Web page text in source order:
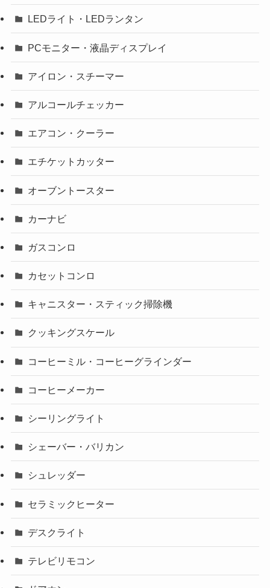
LEDライト・LEDランタン
PCモニター・液晶ディスプレイ
アイロン・スチーマー
アルコールチェッカー
エアコン・クーラー
エチケットカッター
オーブントースター
カーナビ
ガスコンロ
カセットコンロ
キャニスター・スティック掃除機
クッキングスケール
コーヒーミル・コーヒーグラインダー
コーヒーメーカー
シーリングライト
シェーバー・バリカン
シュレッダー
セラミックヒーター
デスクライト
テレビリモコン